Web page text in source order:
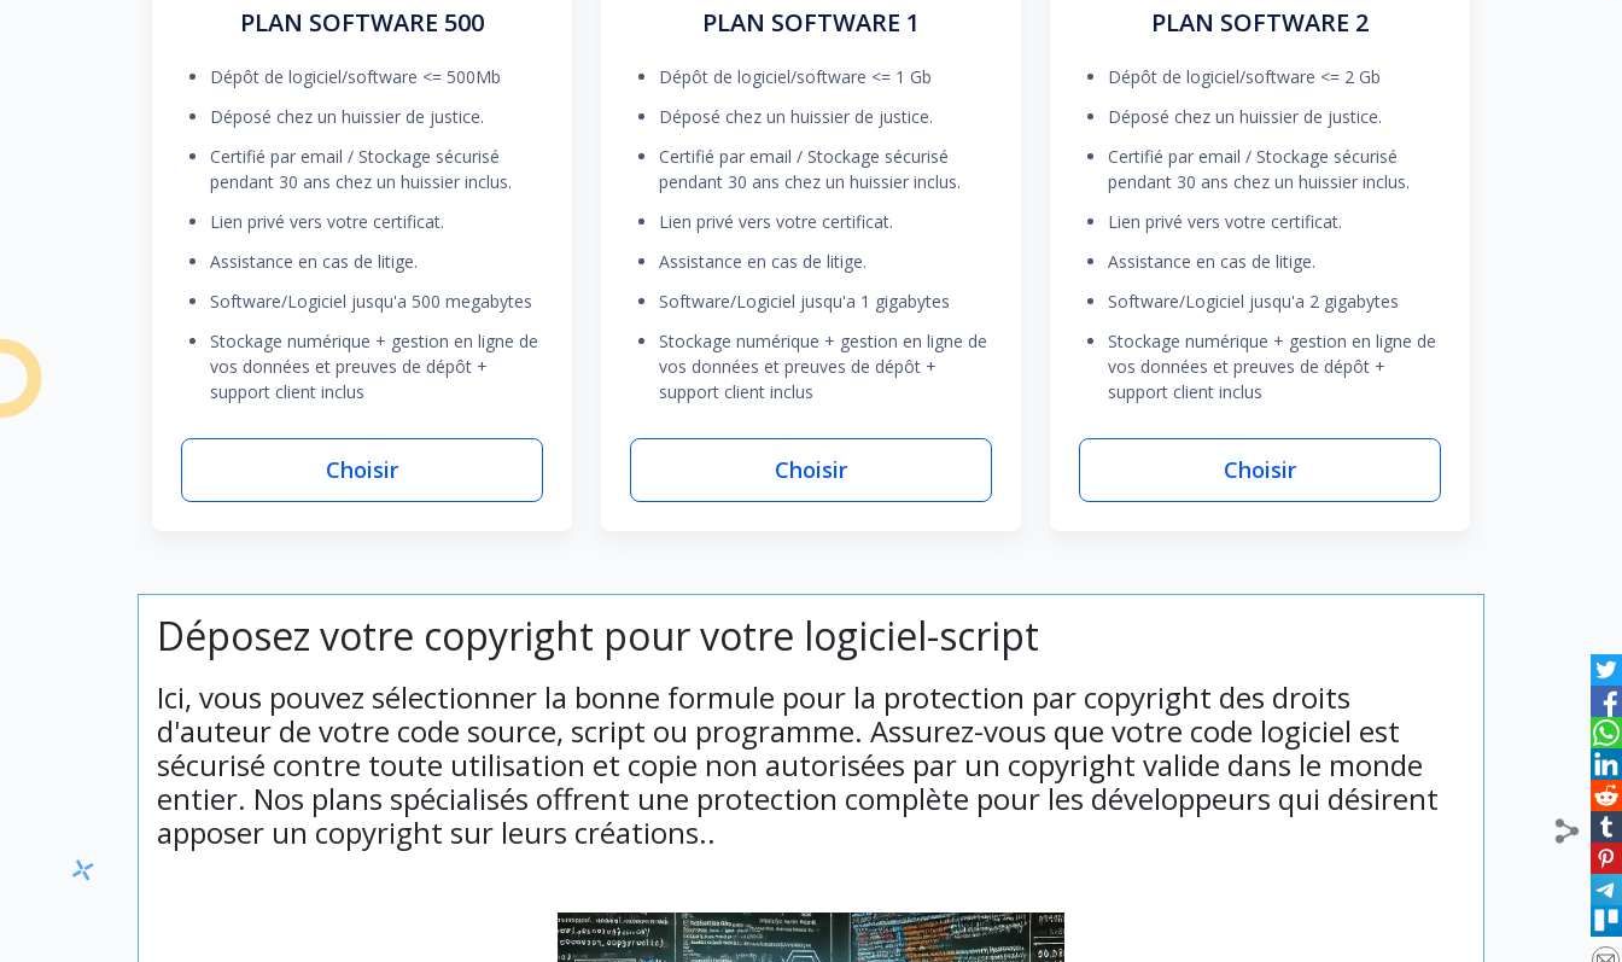
PLAN SOFTWARE 500
Dépôt de logiciel/software <= 500Mb
Déposé chez un huissier de justice.
Certifié par email / Stockage sécurisé
pendant 30 ans chez un huissier inclus.
Lien privé vers votre certificat.
Assistance en cas de litige.
Software/Logiciel jusqu'a 500 megabytes
Stockage numérique + gestion en ligne de
vos données et preuves de dépôt +
support client inclus
Choisir
PLAN SOFTWARE 1
Dépôt de logiciel/software <= 1 Gb
Déposé chez un huissier de justice.
Certifié par email / Stockage sécurisé
pendant 30 ans chez un huissier inclus.
Lien privé vers votre certificat.
Assistance en cas de litige.
Software/Logiciel jusqu'a 1 gigabytes
Stockage numérique + gestion en ligne de
vos données et preuves de dépôt +
support client inclus
Choisir
PLAN SOFTWARE 2
Dépôt de logiciel/software <= 2 Gb
Déposé chez un huissier de justice.
Certifié par email / Stockage sécurisé
pendant 30 ans chez un huissier inclus.
Lien privé vers votre certificat.
Assistance en cas de litige.
Software/Logiciel jusqu'a 2 gigabytes
Stockage numérique + gestion en ligne de
vos données et preuves de dépôt +
support client inclus
Choisir
Déposez votre copyright pour votre logiciel-script
Ici, vous pouvez sélectionner la bonne formule pour la protection par copyright des droits
d'auteur de votre code source, script ou programme. Assurez-vous que votre code logiciel est
sécurisé contre toute utilisation et copie non autorisées par un copyright valide dans le monde
entier. Nos plans spécialisés offrent une protection complète pour les développeurs qui désirent
apposer un copyright sur leurs créations..